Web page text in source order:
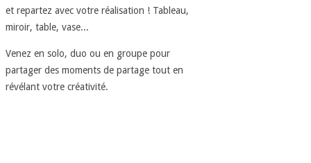
et repartez avec votre réalisation ! Tableau,
miroir, table, vase...
Venez en solo, duo ou en groupe pour
partager des moments de partage tout en
révélant votre créativité.